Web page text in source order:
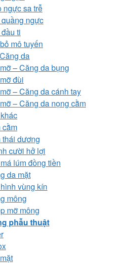
ngực sa trễ
ngực
ti
mô tuyến
da
– Căng da bụng
đùi
– Căng da cánh tay
– Căng da nọng cằm
dương
cười hở lợi
lúm đồng tiền
da mặt
vùng kín
mông
mỡ mông
phẫu thuật